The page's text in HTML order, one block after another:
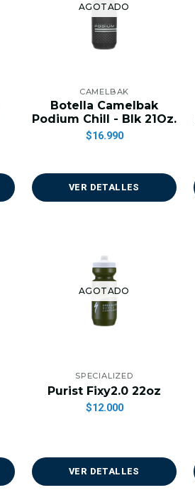
AGOTADO
CAMELBAK
Botella Camelbak
Podium Chill - Blk 21Oz.
$16.990
VER DETALLES
AGOTADO
SPECIALIZED
Purist Fixy2.0 22oz
$12.000
VER DETALLES